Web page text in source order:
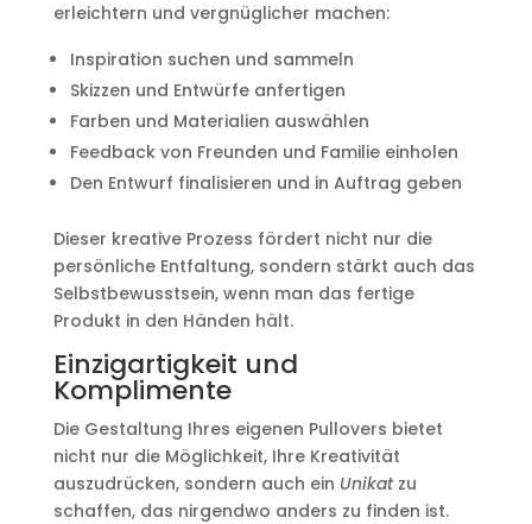
erleichtern und vergnüglicher machen:
Inspiration suchen und sammeln
Skizzen und Entwürfe anfertigen
Farben und Materialien auswählen
Feedback von Freunden und Familie einholen
Den Entwurf finalisieren und in Auftrag geben
Dieser kreative Prozess fördert nicht nur die
persönliche Entfaltung, sondern stärkt auch das
Selbstbewusstsein, wenn man das fertige
Produkt in den Händen hält.
Einzigartigkeit und
Komplimente
Die Gestaltung Ihres eigenen Pullovers bietet
nicht nur die Möglichkeit, Ihre Kreativität
auszudrücken, sondern auch ein Unikatzu
schaffen, das nirgendwo anders zu finden ist.